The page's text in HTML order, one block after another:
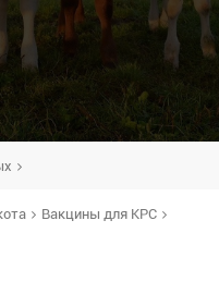
Вакцины для КРС